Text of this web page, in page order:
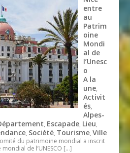
entre
au
Patrim
oine
Mondi
al de
l’Unesc
o
A la
une,
Activit
és,
Alpes-
, Escapade, Lieu,
, Société, Tourisme,Ville
du patrimoine mondial a inscrit
de l’UNESCO […]